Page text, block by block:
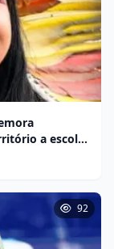
a escola
92